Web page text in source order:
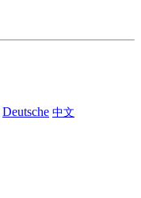
Deutsche 中文